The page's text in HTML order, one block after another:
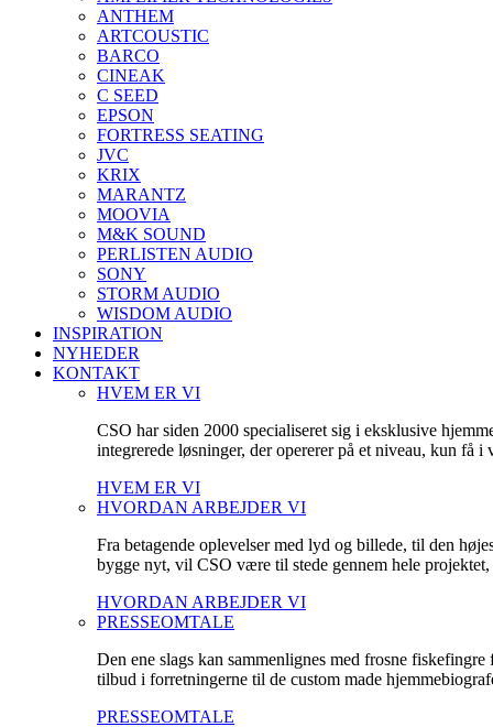
ANTHEM
ARTCOUSTIC
BARCO
CINEAK
C SEED
EPSON
FORTRESS SEATING
JVC
KRIX
MARANTZ
MOOVIA
M&K SOUND
PERLISTEN AUDIO
SONY
STORM AUDIO
WISDOM AUDIO
INSPIRATION
NYHEDER
KONTAKT
HVEM ER VI
CSO har siden 2000 specialiseret sig i eksklusive
integrerede løsninger, der opererer på et niveau, kun få i
HVEM ER VI
HVORDAN ARBEJDER VI
Fra betagende oplevelser med lyd og billede, til den
bygge nyt, vil CSO være til stede gennem hele
HVORDAN ARBEJDER VI
PRESSEOMTALE
Den ene slags kan sammenlignes med frosne
tilbud i forretningerne til de custom made
PRESSEOMTALE